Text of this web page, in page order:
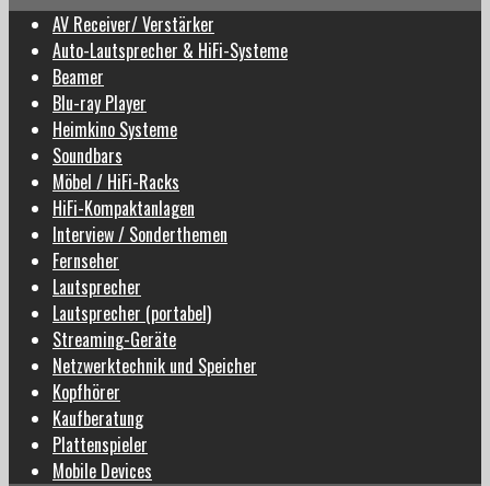
AV Receiver/ Verstärker
Auto-Lautsprecher & HiFi-Systeme
Beamer
Blu-ray Player
Heimkino Systeme
Soundbars
Möbel / HiFi-Racks
HiFi-Kompaktanlagen
Interview / Sonderthemen
Fernseher
Lautsprecher
Lautsprecher (portabel)
Streaming-Geräte
Netzwerktechnik und Speicher
Kopfhörer
Kaufberatung
Plattenspieler
Mobile Devices